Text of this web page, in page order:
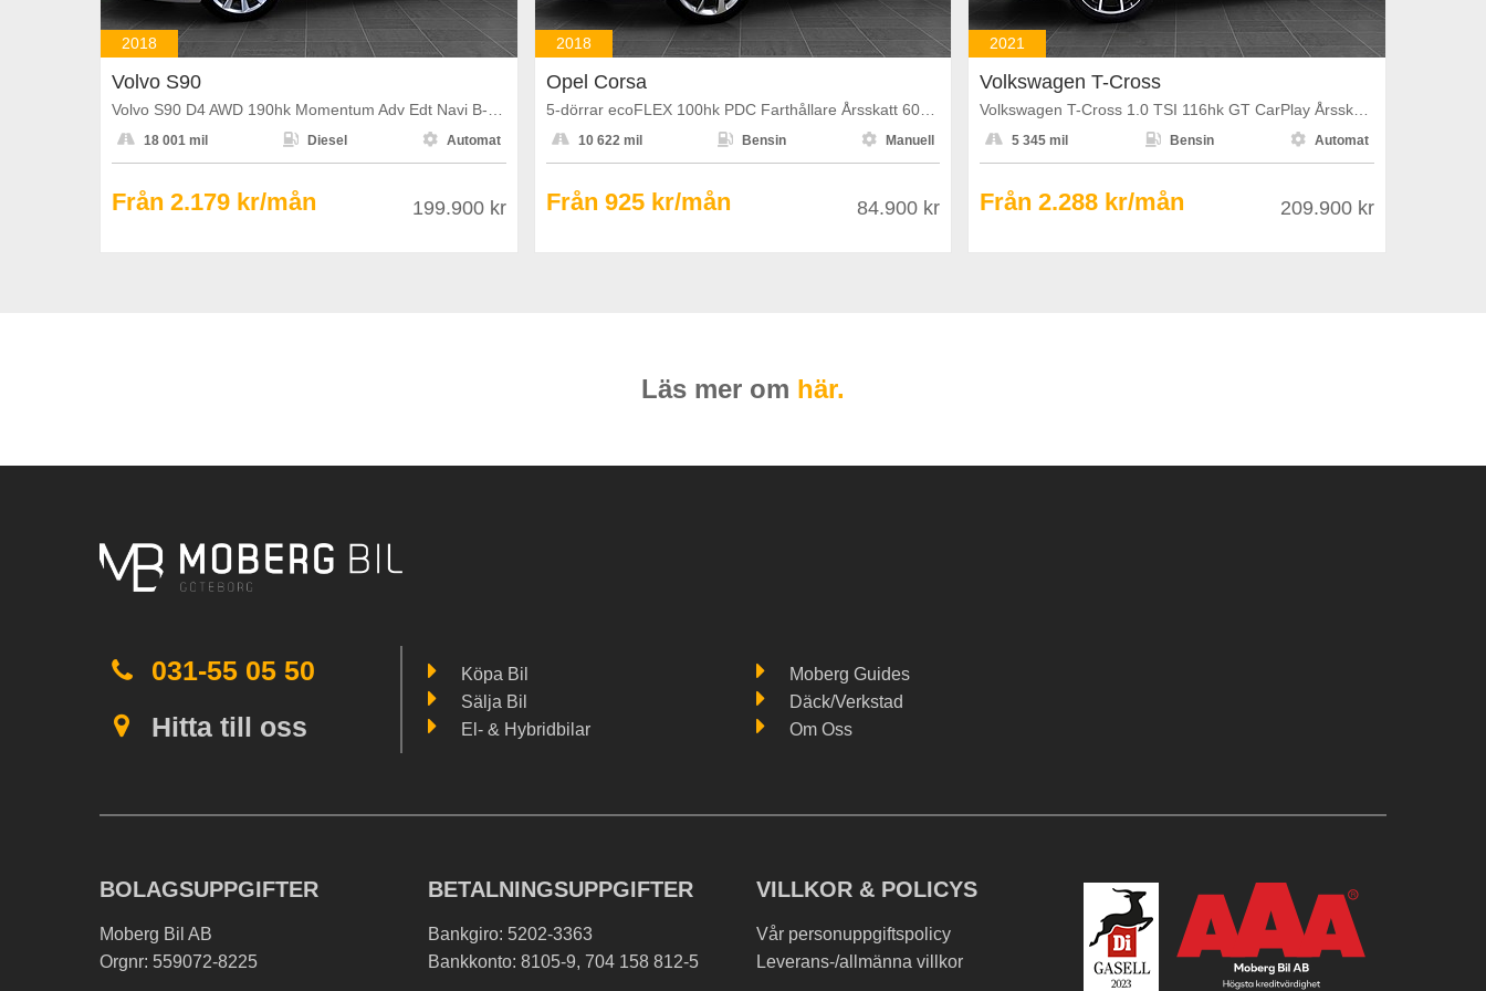
2018
Volvo S90
 18 001 mil  Diesel  Automat
Från 2.179 kr/mån 199.900 kr
2018
Opel Corsa
5-dörrar ecoFLEX 100hk PDC Farthållare Årsskatt 602kr
 10 622 mil  Bensin  Manuell
Från 925 kr/mån 84.900 kr
2021
Volkswagen T-Cross
 5 345 mil  Bensin  Automat
Från 2.288 kr/mån 209.900 kr
Läs mer om här.
031-55 05 50
Hitta till oss
Köpa Bil
Sälja Bil
El- & Hybridbilar
Moberg Guides
Däck/Verkstad
Om Oss
BOLAGSUPPGIFTER
Moberg Bil AB
Orgnr: 559072-8225
BETALNINGSUPPGIFTER
Bankgiro: 5202-3363
Bankkonto: 8105-9, 704 158 812-5
VILLKOR & POLICYS
Vår personuppgiftspolicy
Leverans-/allmänna villkor